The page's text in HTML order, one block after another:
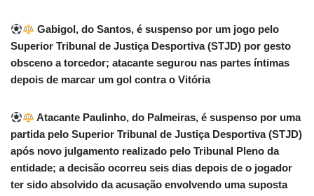
Gabigol, do Santos, é suspenso por um jogo pelo
Superior Tribunal de Justiça Desportiva (STJD) por gesto
obsceno a torcedor; atacante segurou nas partes íntimas
depois de marcar um gol contra o Vitória
Atacante Paulinho, do Palmeiras, é suspenso por uma
partida pelo Superior Tribunal de Justiça Desportiva (STJD)
após novo julgamento realizado pelo Tribunal Pleno da
entidade; a decisão ocorreu seis dias depois de o jogador
ter sido absolvido da acusação envolvendo uma suposta